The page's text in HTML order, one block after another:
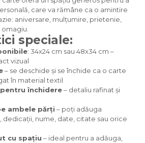
care va rămâne ca o amintire
aniversare, mulțumire, prietenie,
speciale:
: 34x24 cm sau 48x34 cm –
vizual
– se deschide și se închide ca o carte
în material textil
închidere– detaliu rafinat și
ambele părți – poți adăuga
dedicații, nume, date, citate sau orice
cu spațiu – ideal pentru a adăuga,